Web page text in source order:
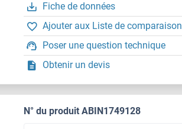
Fiche de données
Ajouter aux Liste de comparaison
Poser une question technique
Obtenir un devis
N° du produit ABIN1749128